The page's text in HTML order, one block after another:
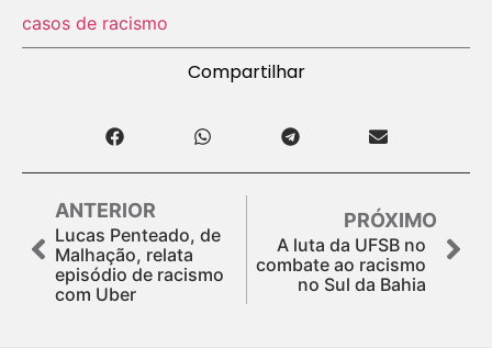
casos de racismo
Compartilhar
ANTERIOR
Lucas Penteado, de
Malhação, relata
episódio de racismo
com Uber
PRÓXIMO
A luta da UFSB no
combate ao racismo
no Sul da Bahia